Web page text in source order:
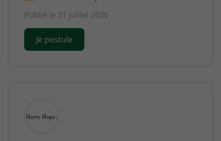
Publié le 31 juillet 2026
Je postule